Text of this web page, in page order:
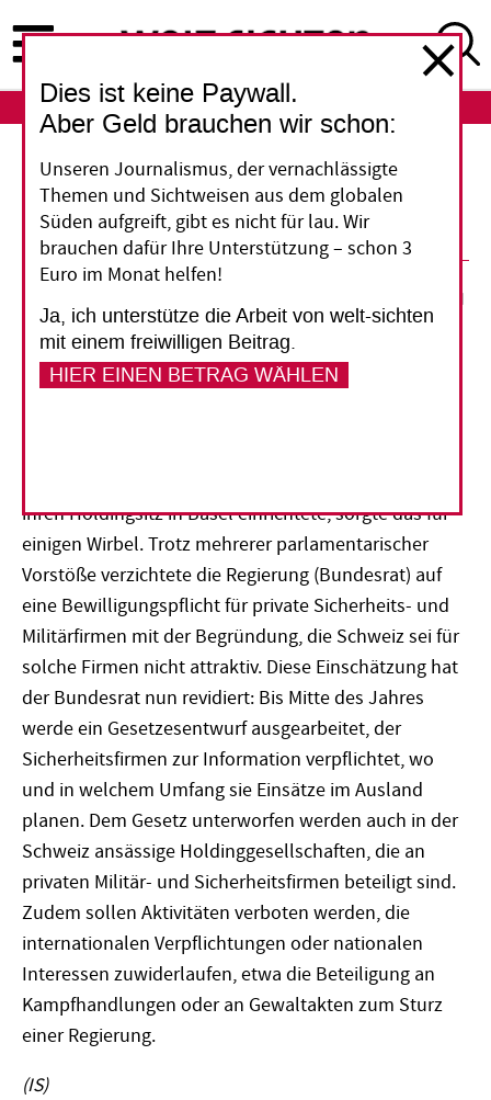
zum
Inhalt
ABO
Gesetzliche Schranken für
Söldnerfirmen
29. August 2012
Vorlesen
ihren Holdingsitz in Basel einrichtete, sorgte das für
einigen Wirbel. Trotz mehrerer parlamentarischer
Vorstöße verzichtete die Regierung (Bundesrat) auf
eine Bewilligungspflicht für private Sicherheits- und
Militärfirmen mit der Begründung, die Schweiz sei für
solche Firmen nicht attraktiv. Diese Einschätzung hat
der Bundesrat nun revidiert: Bis Mitte des Jahres
werde ein Gesetzesentwurf ausgearbeitet, der
Sicherheitsfirmen zur Information verpflichtet, wo
und in welchem Umfang sie Einsätze im Ausland
planen. Dem Gesetz unterworfen werden auch in der
Schweiz ansässige Holdinggesellschaften, die an
privaten Militär- und Sicherheitsfirmen beteiligt sind.
Zudem sollen Aktivitäten verboten werden, die
internationalen Verpflichtungen oder nationalen
Interessen zuwiderlaufen, etwa die Beteiligung an
Kampfhandlungen oder an Gewaltakten zum Sturz
einer Regierung.
(IS)
Dies ist keine Paywall.
Aber Geld brauchen wir schon:
Unseren Journalismus, der vernachlässigte
Themen und Sichtweisen aus dem globalen
Süden aufgreift, gibt es nicht für lau. Wir
brauchen dafür Ihre Unterstützung – schon 3
Euro im Monat helfen!
Ja, ich unterstütze die Arbeit von welt-sichten
mit einem freiwilligen Beitrag.
HIER EINEN BETRAG WÄHLEN